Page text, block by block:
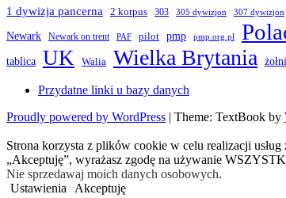
1 dywizja pancerna 2 korpus 303 305 dywizjon 307 dywizjon
Newark Newark on trent PAF pilot pmp pmp.org.pl
tablica UK Walia Wielka Brytania
Przydatne linki u bazy danych
Proudly powered by WordPress | Theme: TextBook by
Strona korzysta z plików cookie w celu realizacji
„Akceptuję”, wyrażasz zgodę na używanie
Nie sprzedawaj moich danych osobowych.
Ustawienia
Akceptuję